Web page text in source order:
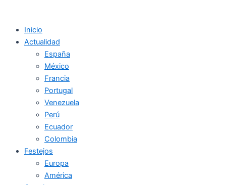
Inicio
Actualidad
España
México
Francia
Portugal
Venezuela
Perú
Ecuador
Colombia
Festejos
Europa
América